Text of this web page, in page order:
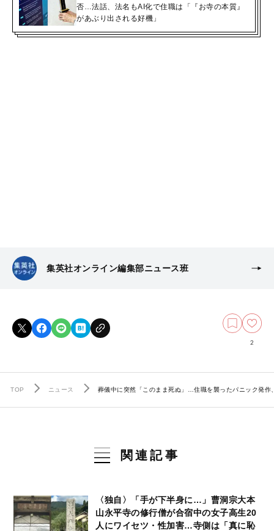
否…法話、法名もAI化で住職は「『お寺の本質』
があぶり出される好機」
集英社オンライン編集部ニュース班
2
TOP ニュース 葬儀中に突然「このまま死ぬ」…住職を襲ったパニック発
関連記事
〈独自〉「手が下半身に…」曹洞宗大本
山永平寺の修行僧が合宿中の女子高生20
人にワイセツ・性加害…寺側は「真に恥